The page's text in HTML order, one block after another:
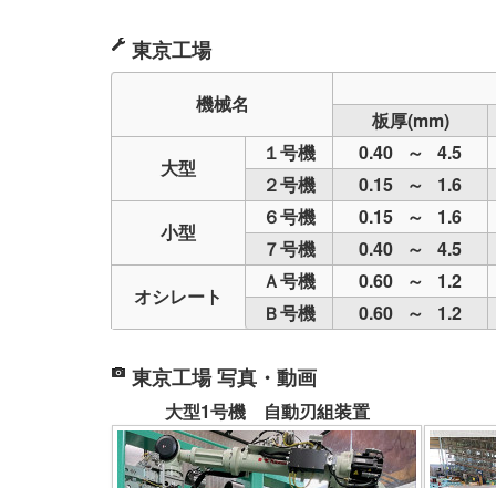
東京工場
機械名
板厚(mm)
大型
１号機
0.40 ～ 4.5
２号機
0.15 ～ 1.6
小型
６号機
0.15 ～ 1.6
７号機
0.40 ～ 4.5
オシレート
Ａ号機
0.60 ～ 1.2
Ｂ号機
0.60 ～ 1.2
東京工場 写真・動画
大型1号機 自動刃組装置